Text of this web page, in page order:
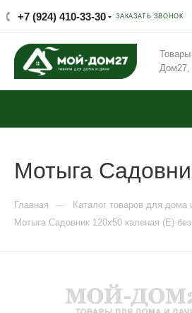
+7 (924) 410-33-30 ЗАКАЗАТЬ ЗВОНОК
Дом27,
Мотыга
Главная — Каталог товаров для дома
Мотыга Садовник 120х50 каленая (Е)